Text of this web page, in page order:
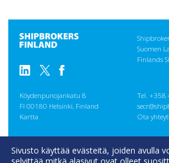
Suomen
Finlands
Köydenpunojankatu 8
FI 00180 Helsinki, Finland
Kartta
Tel. +358
Ota
Sivusto käyttää evästeitä, joiden avulla